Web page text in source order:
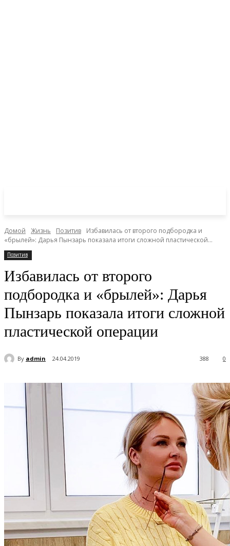
Домой Жизнь Позитив
Избавилась от второго подбородка и
«брылей»: Дарья Пынзарь показала итоги сложной пластической...
Позитив
Избавилась от второго
подбородка и «брылей»: Дарья
Пынзарь показала итоги сложной
пластической операции
By admin 24.04.2019 0
388